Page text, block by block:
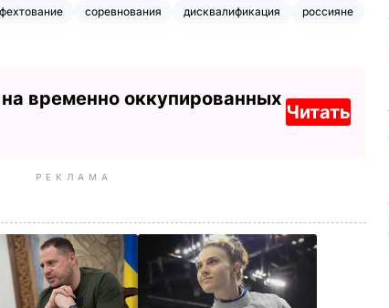
фехтование соревнования дисквалификация
россияне
временно оккупированных
Читать
РЕКЛАМА